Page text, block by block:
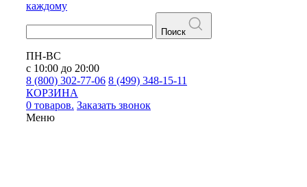
каждому
Поиск
ПН-ВС
с 10:00 до 20:00
8 (800) 302-77-06 8 (499) 348-15-11
КОРЗИНА
0 товаров. Заказать звонок
Меню